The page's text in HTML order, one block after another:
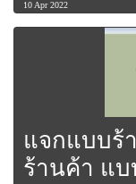
10 Apr 2022
แจกแบบร้
ร้านค้า แ